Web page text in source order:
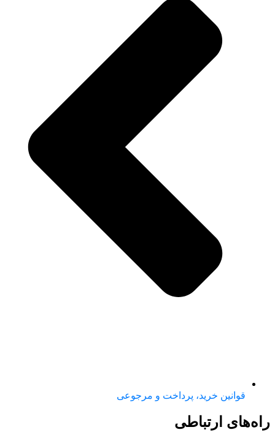
قوانین خرید، پرداخت و مرجوعی
راه‌های ارتباطی